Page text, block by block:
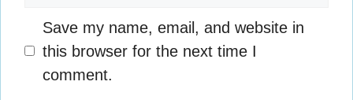
Save my name, email, and website in
this browser for the next time I
comment.